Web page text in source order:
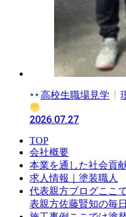
高校生職場見学
2026.07.27
TOP
会社概要
本業を通した社会貢
求人情報｜塗装職人
代表親方ブログここ
表親方佐藤賢知の毎